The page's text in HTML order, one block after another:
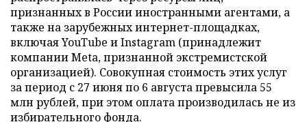
признанных в России иностранными агентами, а
также на зарубежных интернет-площадках,
включая YouTube и Instagram (принадлежит
компании Meta, признанной экстремистской
организацией). Совокупная стоимость этих услуг
за период с 27 июня по 6 августа превысила 55
млн рублей, при этом оплата производилась не из
избирательного фонда.